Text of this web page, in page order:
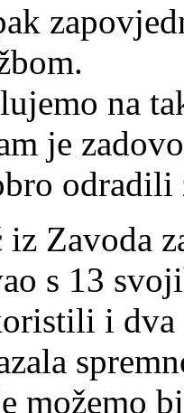
na
je
odradili
Zavoda
s 13
i dva
možemo